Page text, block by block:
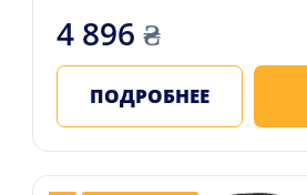
4 896 ₴
ПОДРОБНЕЕ